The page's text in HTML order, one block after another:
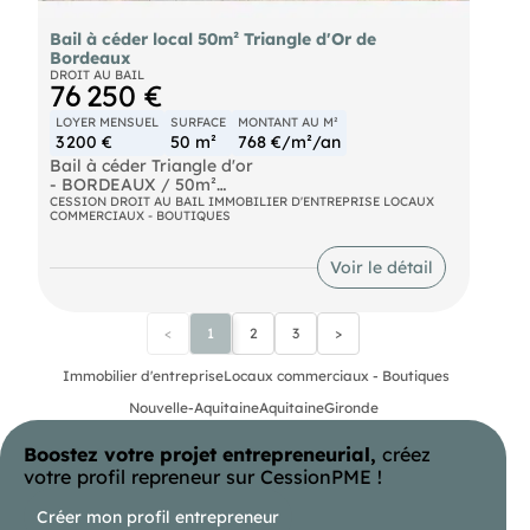
Bail à céder local 50m² Triangle d'Or de
Bordeaux
DROIT AU BAIL
76 250 €
LOYER MENSUEL
3 200 €
SURFACE
50 m²
MONTANT AU M²
768 €/m²/an
Bail à céder Triangle d'or
- BORDEAUX / 50m²
Situé au cœur du Triangle d'Or de Bordeaux, dans
un environnement haut de gamme, local
commercial au rez-de-chaussée d'environ 35 m²
bénéficiant d'une excellente visibilité avec un
porte vitrée. Idéal enseigne haut de gamme,
commerce de détail, showroom, galerie ou
activité de services haut de gamme (hors
restauration avec extraction).
CESSION DROIT AU BAIL IMMOBILIER D'ENTREPRISE LOCAUX
COMMERCIAUX - BOUTIQUES
Voir le détail
< 1 2 3 >
Immobilier d'entrepriseLocaux commerciaux - Boutiques
Nouvelle-AquitaineAquitaineGironde
Boostez votre projet entrepreneurial, créez
votre profil repreneur sur CessionPME !
Créer mon profil entrepreneur